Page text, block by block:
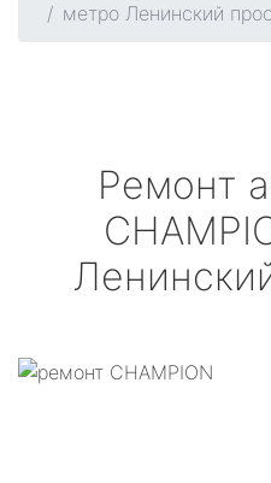
метро Ленинский
Ремонт